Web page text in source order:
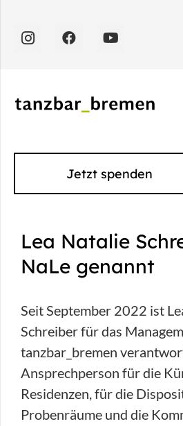
Jetzt spenden
Lea Natalie
NaLe genannt
Seit September 2022 ist
Schreiber für das
tanzbar_bremen
Ansprechperson für die
Residenzen, für die
Probenräume und die